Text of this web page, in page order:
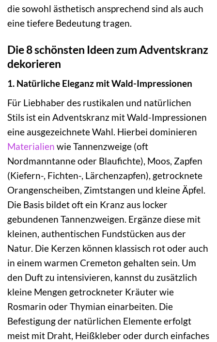
die sowohl ästhetisch ansprechend sind als auch
eine tiefere Bedeutung tragen.
Die 8 schönsten Ideen zum Adventskranz
dekorieren
1. Natürliche Eleganz mit Wald-Impressionen
Für Liebhaber des rustikalen und natürlichen
Stils ist ein Adventskranz mit Wald-Impressionen
eine ausgezeichnete Wahl. Hierbei dominieren
Materialien wie Tannenzweige (oft
Nordmanntanne oder Blaufichte), Moos, Zapfen
(Kiefern-, Fichten-, Lärchenzapfen), getrocknete
Orangenscheiben, Zimtstangen und kleine Äpfel.
Die Basis bildet oft ein Kranz aus locker
gebundenen Tannenzweigen. Ergänze diese mit
kleinen, authentischen Fundstücken aus der
Natur. Die Kerzen können klassisch rot oder auch
in einem warmen Cremeton gehalten sein. Um
den Duft zu intensivieren, kannst du zusätzlich
kleine Mengen getrockneter Kräuter wie
Rosmarin oder Thymian einarbeiten. Die
Befestigung der natürlichen Elemente erfolgt
meist mit Draht, Heißkleber oder durch einfaches